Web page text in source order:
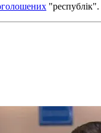
"республік".